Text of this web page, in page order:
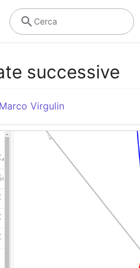
Cerca
successive
Marco Virgulin